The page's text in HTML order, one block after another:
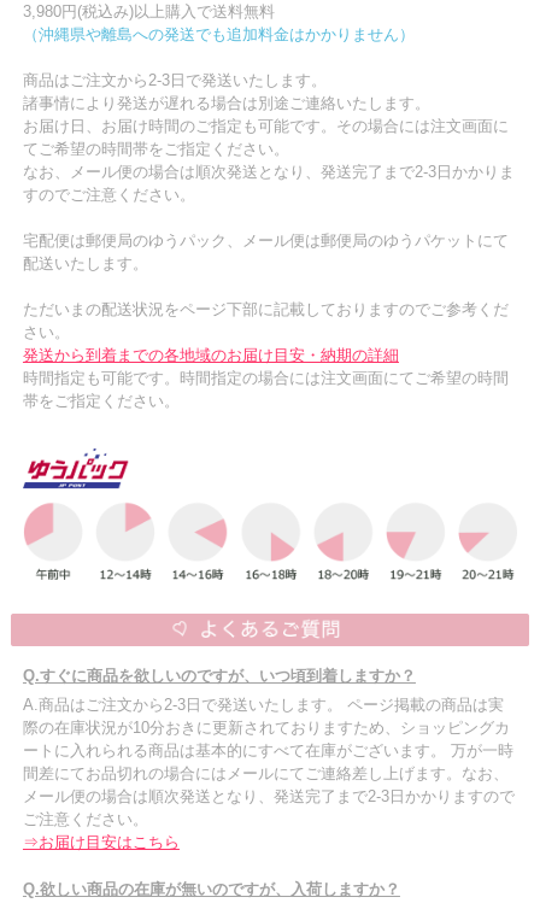
3,980円(税込み)以上購入で送料無料
（沖縄県や離島への発送でも追加料金はかかりません）
商品はご注文から2-3日で発送いたします。
諸事情により発送が遅れる場合は別途ご連絡いたします。
お届け日、お届け時間のご指定も可能です。その場合には注文画面に
てご希望の時間帯をご指定ください。
なお、メール便の場合は順次発送となり、発送完了まで2-3日かかりま
すのでご注意ください。
宅配便は郵便局のゆうパック、メール便は郵便局のゆうパケットにて
配送いたします。
ただいまの配送状況をページ下部に記載しておりますのでご参考くだ
さい。
発送から到着までの各地域のお届け目安・納期の詳細
時間指定も可能です。時間指定の場合には注文画面にてご希望の時間
帯をご指定ください。
Q.すぐに商品を欲しいのですが、いつ頃到着しますか？
A.商品はご注文から2-3日で発送いたします。 ページ掲載の商品は実
際の在庫状況が10分おきに更新されておりますため、ショッピングカ
ートに入れられる商品は基本的にすべて在庫がございます。 万が一時
間差にてお品切れの場合にはメールにてご連絡差し上げます。なお、
メール便の場合は順次発送となり、発送完了まで2-3日かかりますので
ご注意ください。
⇒お届け目安はこちら
Q.欲しい商品の在庫が無いのですが、入荷しますか？